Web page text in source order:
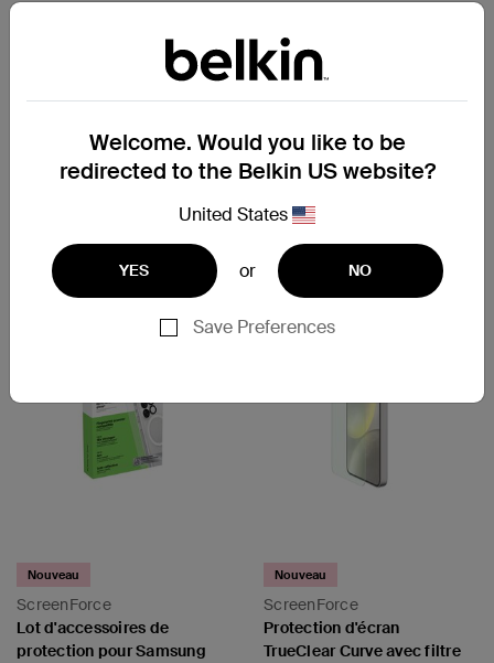
Titan SmartShield Privacy
pour Samsung Galaxy S26
ScreenForce
Protection d'écran
Samsung Galaxy
ScreenForce
Nouveau
Lot d'accessoires de
protection pour Samsung
ScreenForce
Nouveau
Protection d'écran
TrueClear Curve avec filtre
Welcome. Would you like to be
redirected to the Belkin US website?
United States
YES or NO
Save Preferences